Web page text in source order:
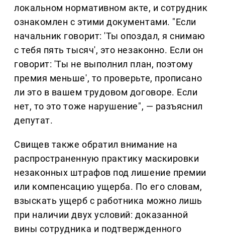
локальном нормативном акте, и сотрудник
ознакомлен с этими документами. "Если
начальник говорит: 'Ты опоздал, я снимаю
с тебя пять тысяч', это незаконно. Если он
говорит: 'Ты не выполнил план, поэтому
премия меньше', то проверьте, прописано
ли это в вашем трудовом договоре. Если
нет, то это тоже нарушение", — разъяснил
депутат.
Свищев также обратил внимание на
распространенную практику маскировки
незаконных штрафов под лишение премии
или компенсацию ущерба. По его словам,
взыскать ущерб с работника можно лишь
при наличии двух условий: доказанной
вины сотрудника и подтвержденного